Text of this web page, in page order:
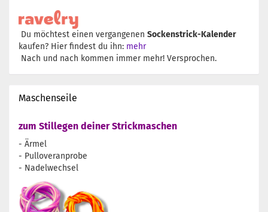
Du möchtest einen vergangenen Sockenstrick-Kalender
kaufen? Hier findest du ihn: mehr
Nach und nach kommen immer mehr! Versprochen.
Maschenseile
zum Stillegen deiner Strickmaschen
- Ärmel
- Pulloveranprobe
- Nadelwechsel